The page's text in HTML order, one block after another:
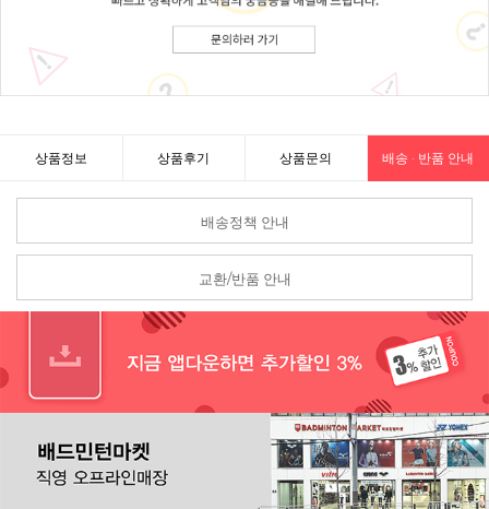
상품정보 상품후기 상품문의 배송 · 반품 안내
배송정책 안내
교환/반품 안내